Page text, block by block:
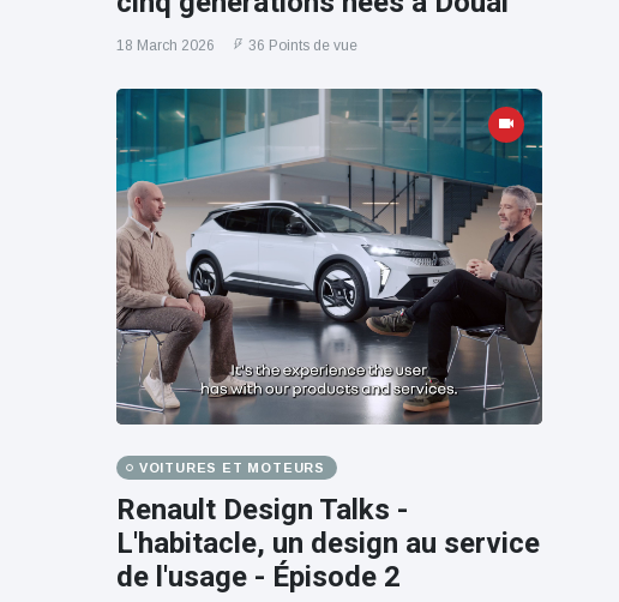
18 March 2026 36 Points de vue
VOITURES ET MOTEURS
Renault Design Talks -
L'habitacle, un design au service
de l'usage - Épisode 2